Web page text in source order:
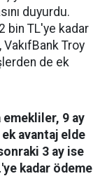
duyurdu.
bin TL'ye kadar
Troy
de ek
emekliler, 9 ay
avantaj elde
3 ay ise
kadar ödeme